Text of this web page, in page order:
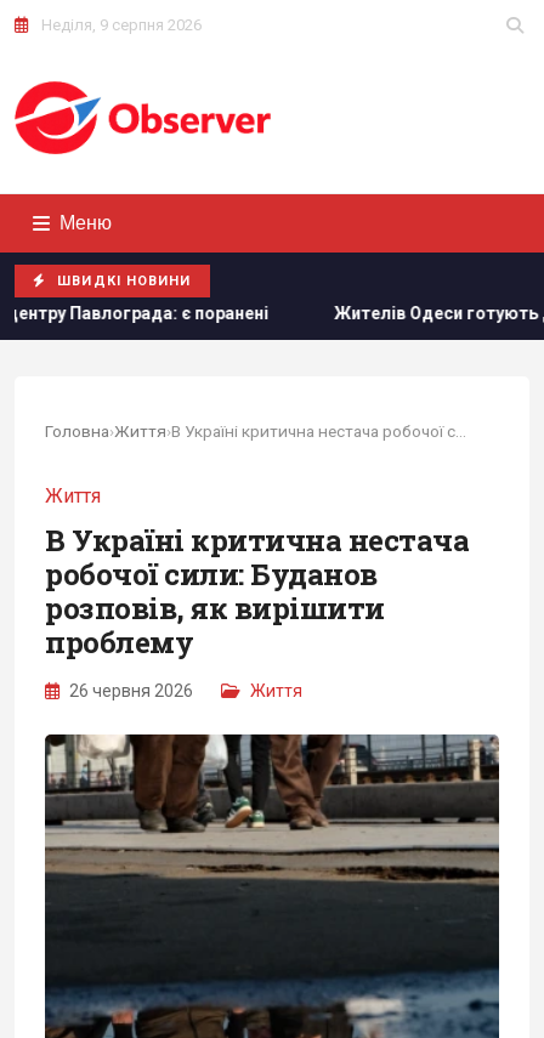
Неділя, 9 серпня 2026
Меню
ШВИДКІ НОВИНИ
Жителів Одеси готують до захисту міста від
Головна›Життя›
Життя
В Україні критична нестача
робочої сили: Буданов
розповів, як вирішити
проблему
26 червня 2026 Життя